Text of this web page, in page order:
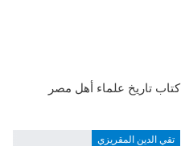
كتاب تاريخ علماء أهل مصر
تقي الدين المقريزي